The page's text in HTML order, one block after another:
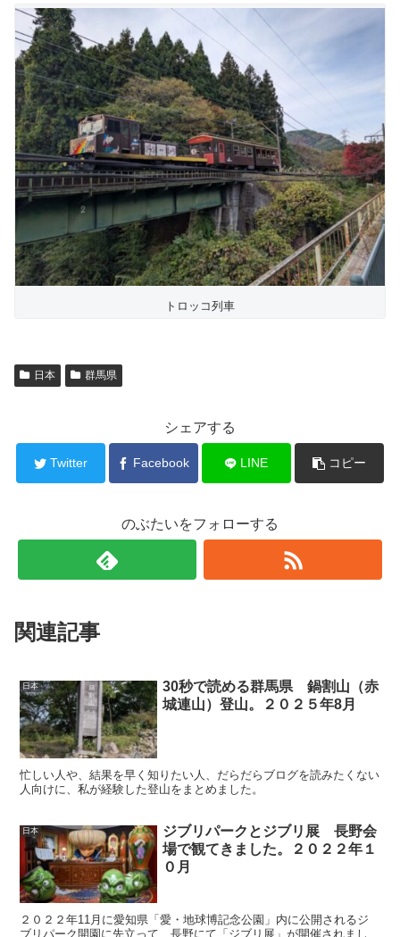
トロッコ列車
日本 群馬県
シェアする
Twitter Facebook LINE コピー
のぶたいをフォローする
関連記事
日本
30秒で読める群馬県 鍋割山（赤
城連山）登山。２０２５年8月
忙しい人や、結果を早く知りたい人、だらだらブログを読みたくない
人向けに、私が経験した登山をまとめました。
日本
ジブリパークとジブリ展 長野会
場で観てきました。２０２２年１
０月
２０２２年11月に愛知県「愛・地球博記念公園」内に公開されるジ
ブリパーク開園に先立って、長野にて「ジブリ展」が開催されまし